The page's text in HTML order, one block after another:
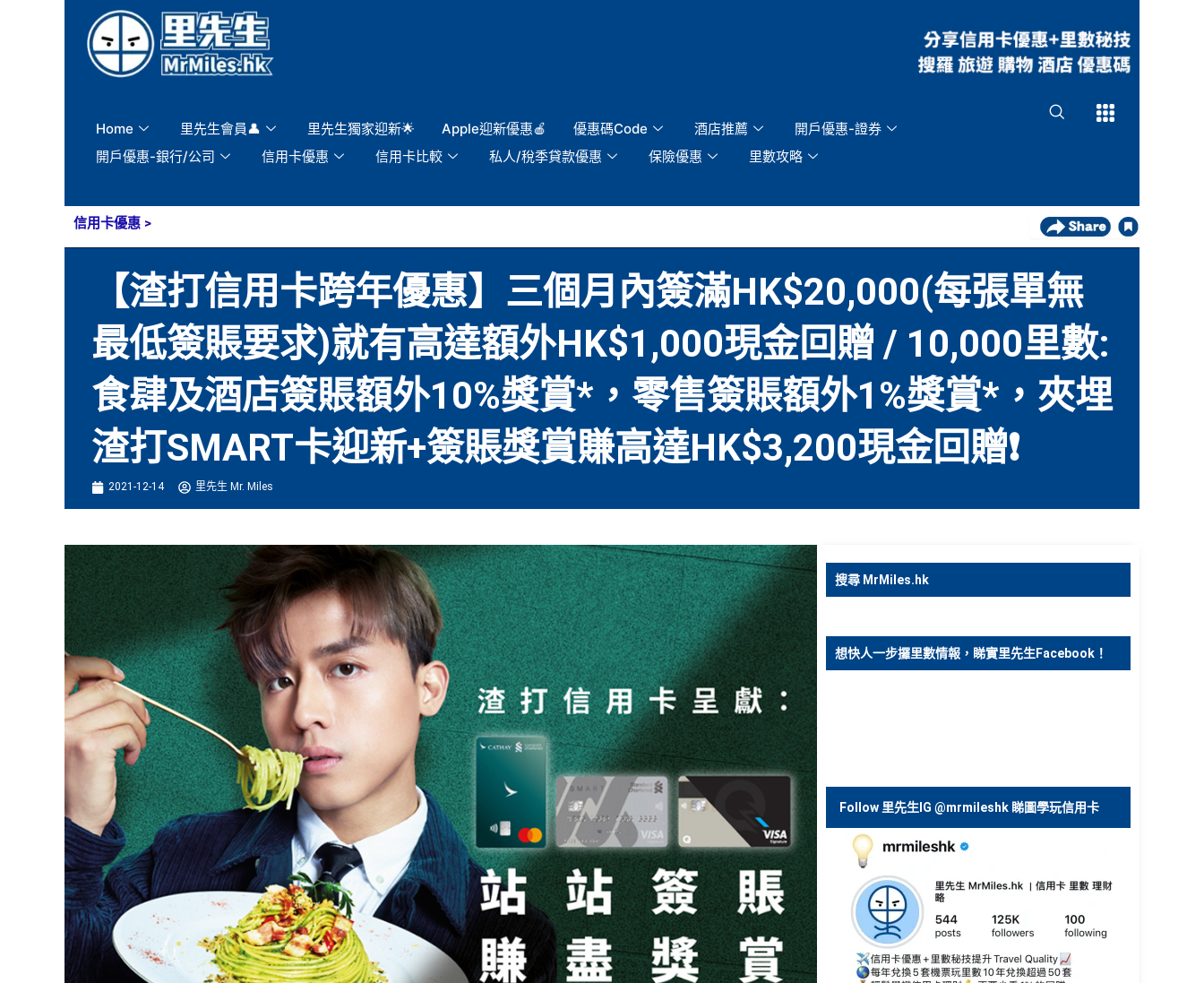
Home 里先生會員👤 里先生獨家迎新🌟 Apple迎新優惠🍎 優惠碼Code 酒店推薦
開戶優惠-證券
開戶優惠-銀行/公司
信用卡優惠 信用卡比較 私人/稅季貸款優惠 保險優惠 里數攻略
Open
信用卡優惠 >
【渣打信用卡跨年優惠】三個月內簽滿HK$20,000(每張單無
最低簽賬要求)就有高達額外HK$1,000現金回贈 / 10,000里數:
食肆及酒店簽賬額外10%獎賞*，零售簽賬額外1%獎賞*，夾埋
渣打SMART卡迎新+簽賬獎賞賺高達HK$3,200現金回贈❗
2021-12-14 里先生 Mr. Miles
搜尋 MrMiles.hk
想快人一步攞里數情報，睇實里先生Facebook！
Follow 里先生IG @mrmileshk 睇圖學玩信用卡